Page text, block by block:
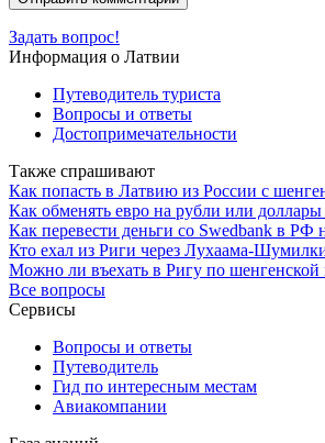
Задать вопрос!
Информация о Латвии
Путеводитель туриста
Вопросы и ответы
Достопримечательности
Также спрашивают
Как попасть в Латвию из России с
Как обменять евро на рубли или
Как перевести деньги со Swedbank в
Кто ехал из Риги через Лухаама-
Можно ли въехать в Ригу по
Все вопросы
Сервисы
Вопросы и ответы
Путеводитель
Гид по интересным местам
Авиакомпании